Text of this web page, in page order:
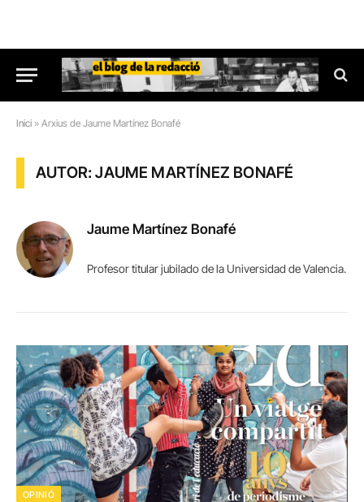
Inici » Arxius de Jaume Martínez Bonafé
AUTOR: JAUME MARTÍNEZ BONAFÉ
Jaume Martínez Bonafé
Profesor titular jubilado de la Universidad de Valencia.
OPINIÓ